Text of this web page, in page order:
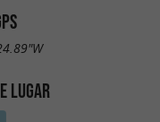
LUGAR